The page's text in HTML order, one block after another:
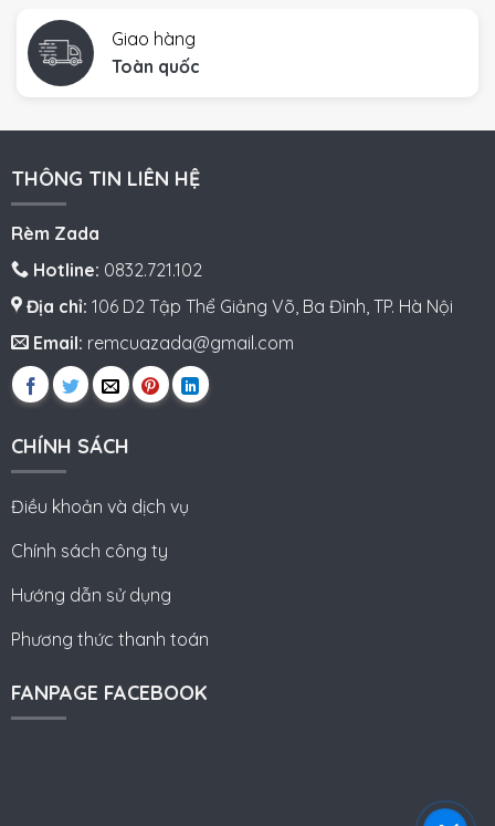
Giao hàng
Toàn quốc
THÔNG TIN LIÊN HỆ
Rèm Zada
Hotline: 0832.721.102
Địa chỉ: 106 D2 Tập Thể Giảng Võ, Ba Đình, TP. Hà Nội
Email: remcuazada@gmail.com
CHÍNH SÁCH
Điều khoản và dịch vụ
Chính sách công ty
Hướng dẫn sử dụng
Phương thức thanh toán
FANPAGE FACEBOOK